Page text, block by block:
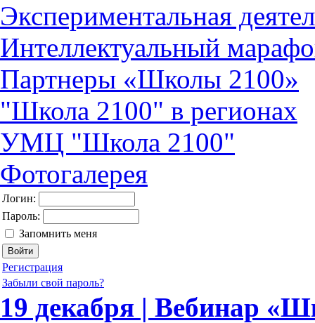
Экспериментальная
Интеллектуальный
Партнеры «Школы 2100»
"Школа 2100" в регионах
УМЦ "Школа 2100"
Фотогалерея
Логин:
Пароль:
Запомнить меня
Регистрация
Забыли свой пароль?
19 декабря | Вебинар